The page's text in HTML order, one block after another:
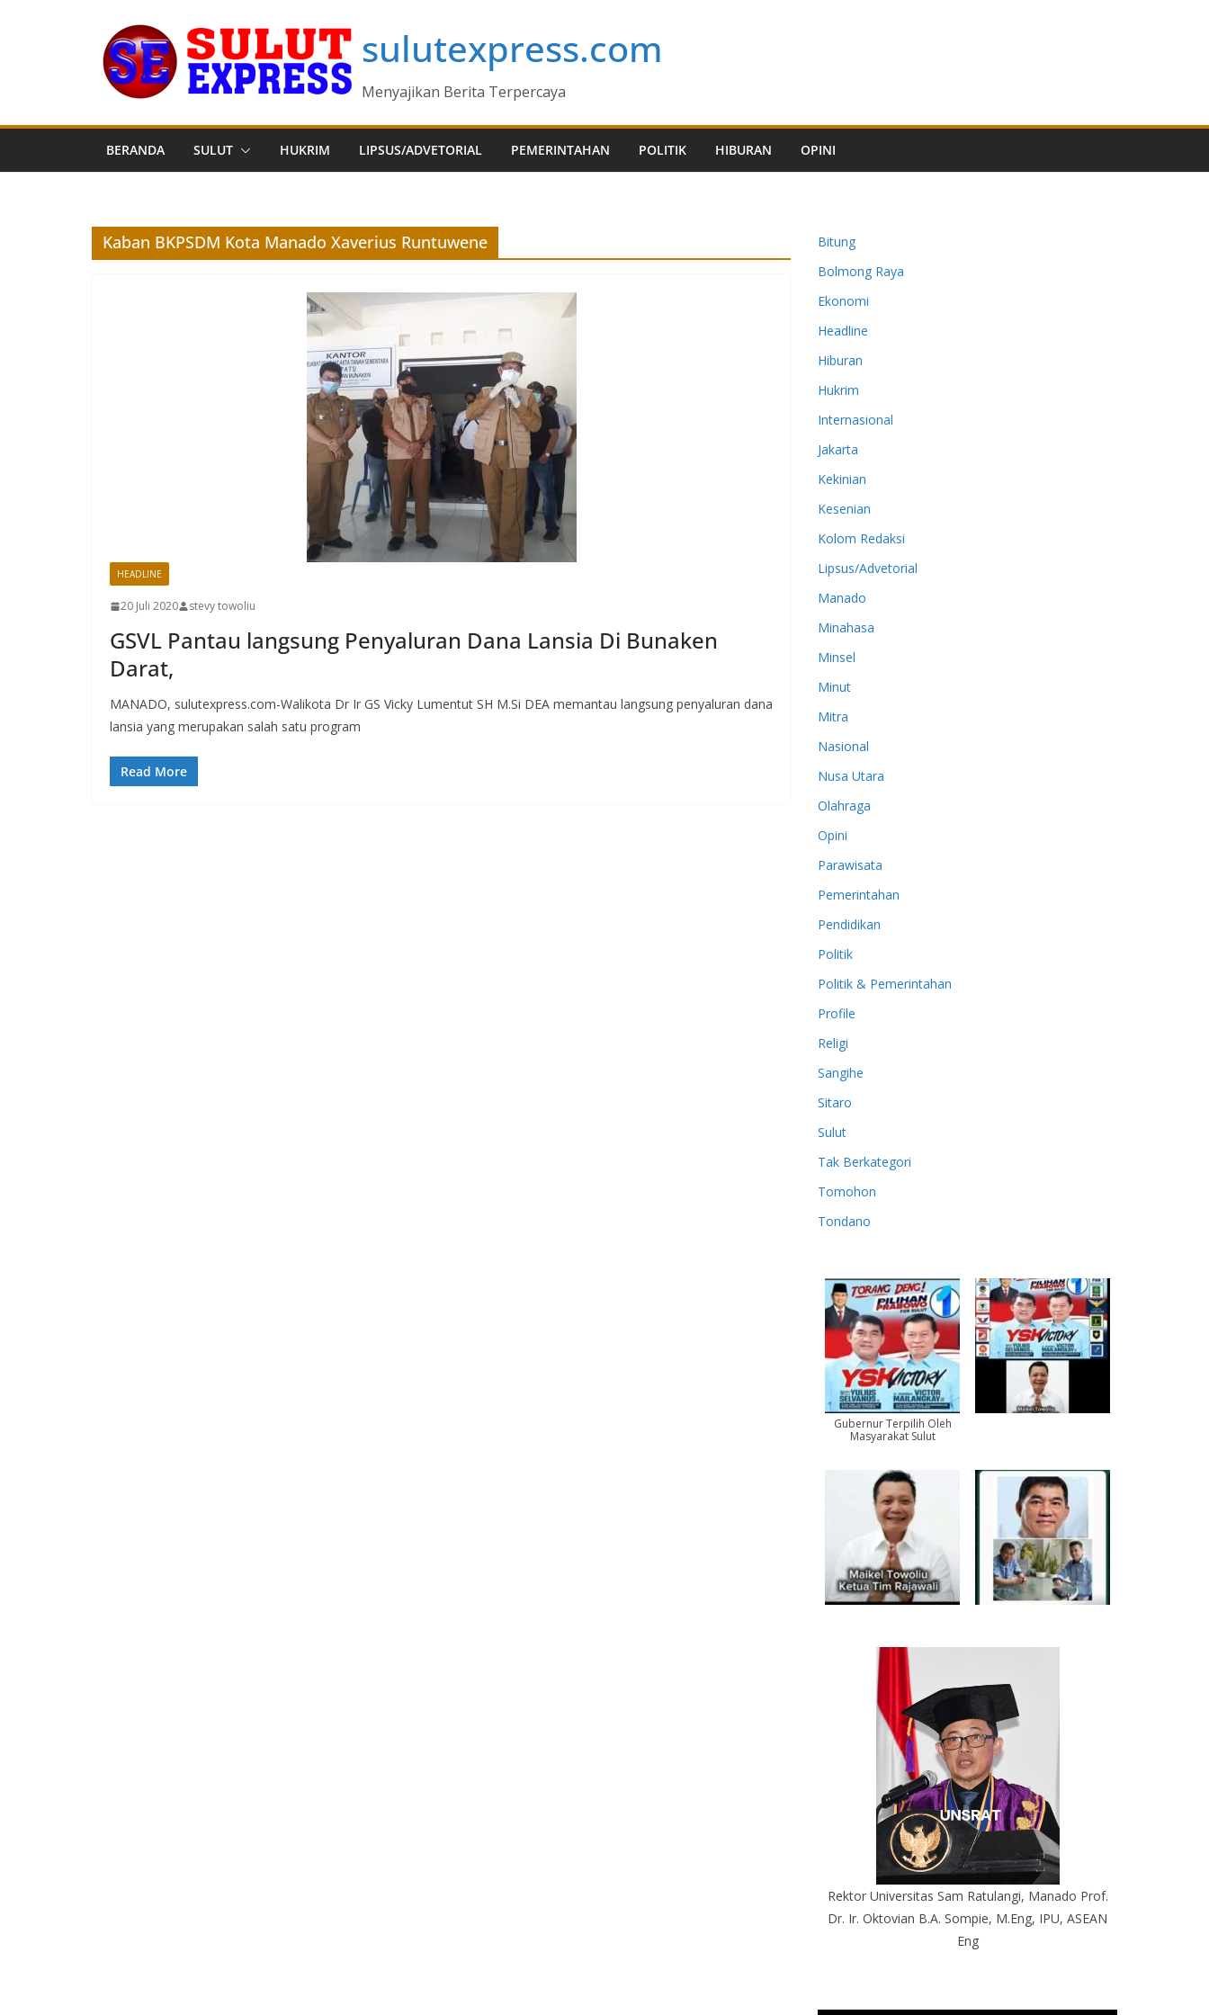
sulutexpress.com
Menyajikan Berita Terpercaya
BERANDA SULUT HUKRIM LIPSUS/ADVETORIAL PEMERINTAHAN POLITIK HIBURAN OPINI
Kaban BKPSDM Kota Manado Xaverius Runtuwene
HEADLINE
20 Juli 2020 stevy towoliu
GSVL Pantau langsung Penyaluran Dana Lansia Di Bunaken
Darat,
MANADO, sulutexpress.com-Walikota Dr Ir GS Vicky Lumentut SH M.Si DEA memantau langsung penyaluran dana
lansia yang merupakan salah satu program
Read More
Bitung
Bolmong Raya
Ekonomi
Headline
Hiburan
Hukrim
Internasional
Jakarta
Kekinian
Kesenian
Kolom Redaksi
Lipsus/Advetorial
Manado
Minahasa
Minsel
Minut
Mitra
Nasional
Nusa Utara
Olahraga
Opini
Parawisata
Pemerintahan
Pendidikan
Politik
Politik & Pemerintahan
Profile
Religi
Sangihe
Sitaro
Sulut
Tak Berkategori
Tomohon
Tondano
Gubernur Terpilih Oleh
Masyarakat Sulut
Rektor Universitas Sam Ratulangi, Manado Prof.
Dr. Ir. Oktovian B.A. Sompie, M.Eng, IPU, ASEAN
Eng